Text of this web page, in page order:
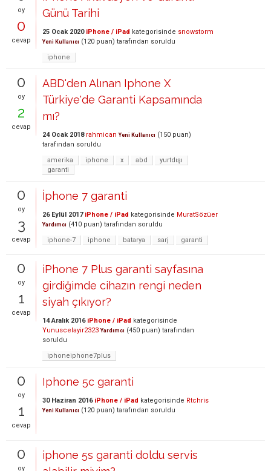
oy
0
cevap
Günü Tarihi
25 Ocak 2020 iPhone / iPad kategorisinde snowstorm
Yeni Kullanıcı (120 puan) tarafından soruldu
iphone
0
oy
2
cevap
ABD'den Alınan Iphone X
Türkiye'de Garanti Kapsamında
mı?
24 Ocak 2018 rahmican Yeni Kullanıcı (150 puan)
tarafından soruldu
amerika
iphone x abd
yurtdışı
garanti
0
oy
3
cevap
İphone 7 garanti
26 Eylül 2017 iPhone / iPad kategorisinde MuratSözüer
Yardımcı (410 puan) tarafından soruldu
iphone-7
iphone batarya sarj garanti
0
oy
1
cevap
iPhone 7 Plus garanti sayfasına
girdiğimde cihazın rengi neden
siyah çıkıyor?
14 Aralık 2016 iPhone / iPad kategorisinde
Yunuscelayir2323 Yardımcı (450 puan) tarafından
soruldu
iphoneiphone7plus
0
oy
1
cevap
Iphone 5c garanti
30 Haziran 2016 iPhone / iPad kategorisinde Rtchris
Yeni Kullanıcı (120 puan) tarafından soruldu
0
oy
iphone 5s garanti doldu servis